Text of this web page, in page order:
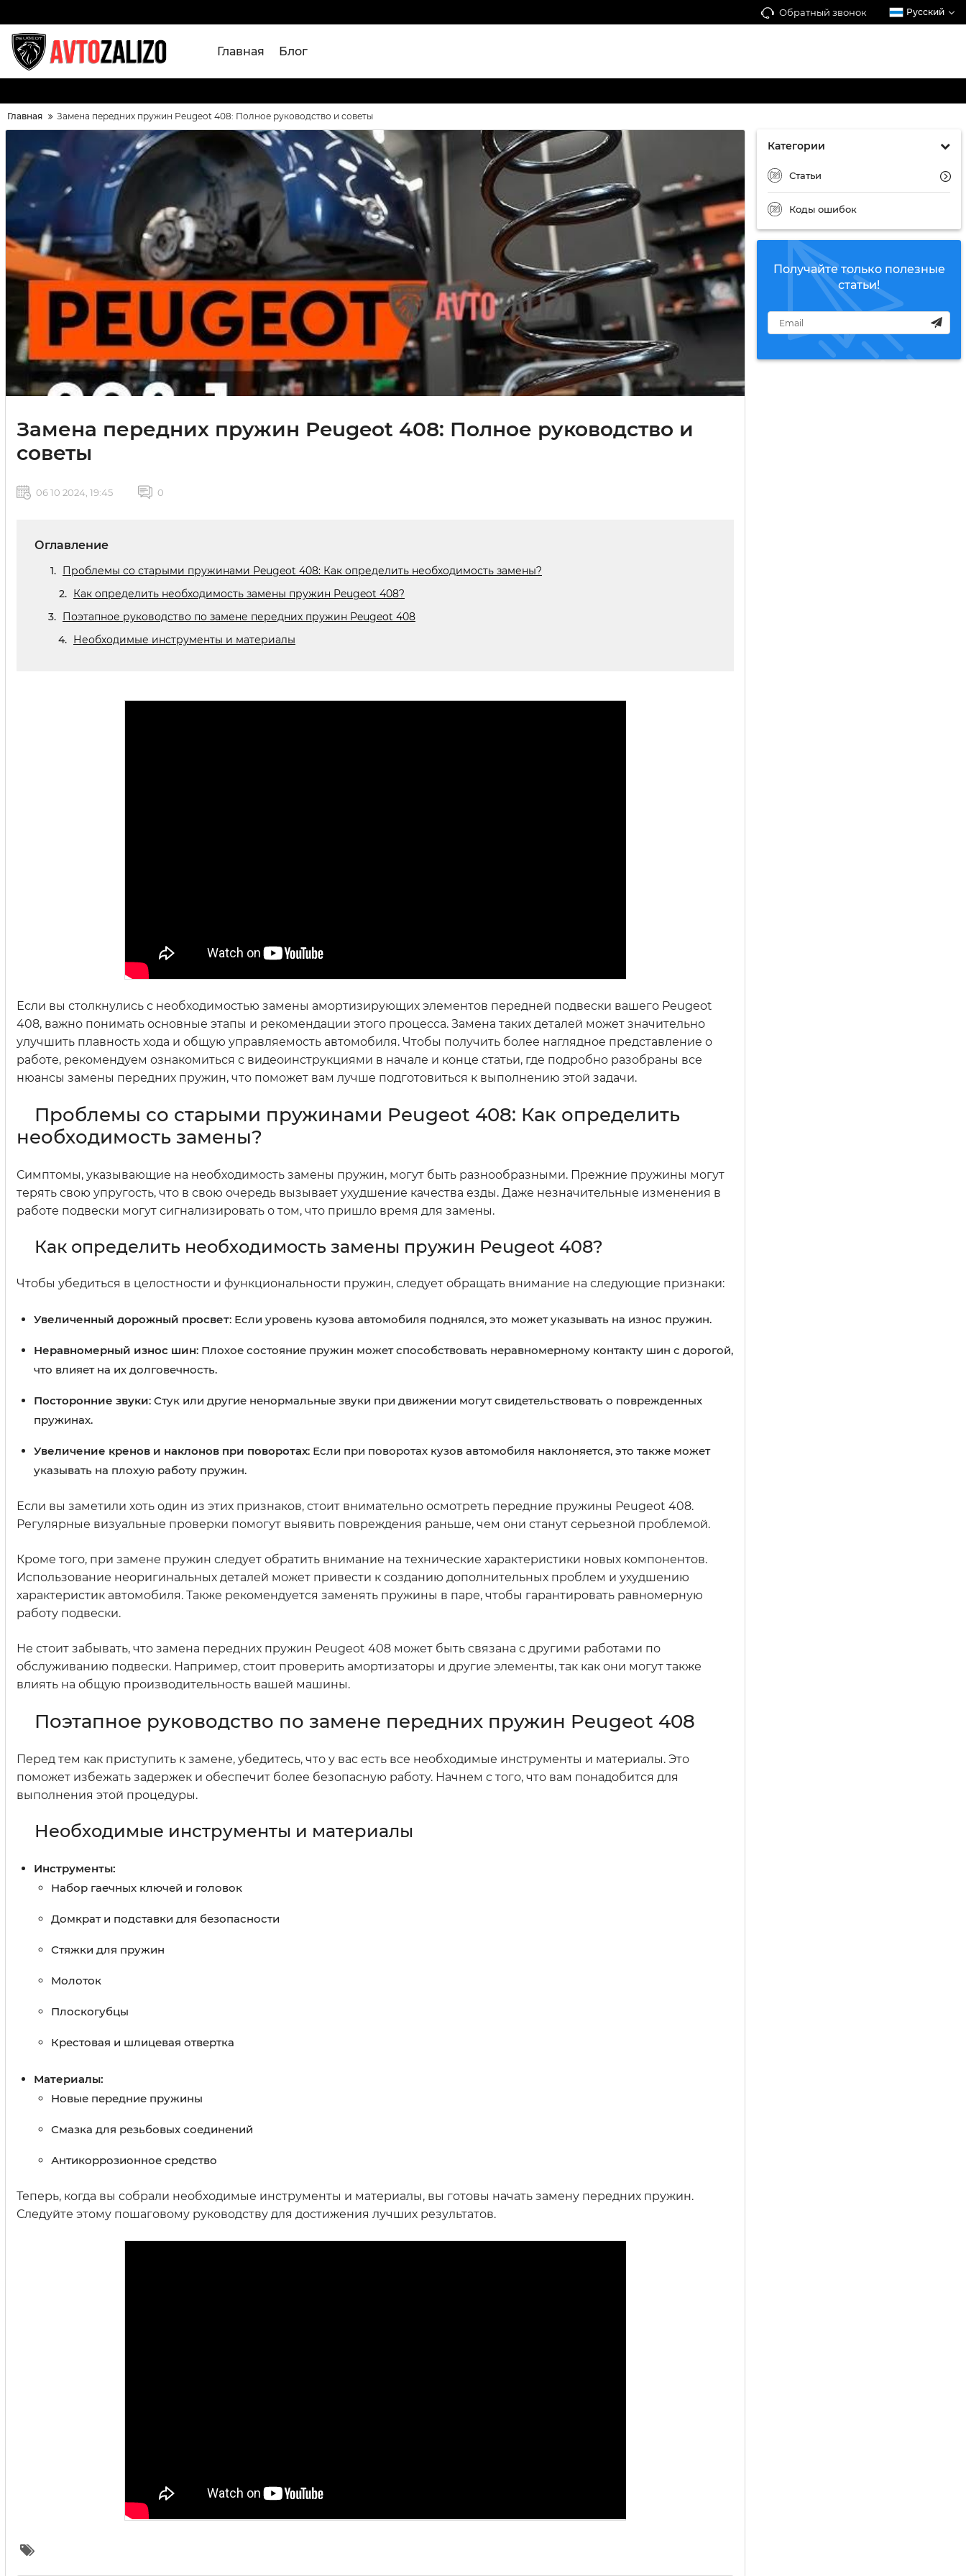
Обратный звонок Русский
Главная Блог
Главная Замена передних пружин Peugeot 408: Полное руководство и советы
Категории
Статьи
Коды ошибок
Получайте только полезные
статьи!
Замена передних пружин Peugeot 408: Полное руководство и
советы
06 10 2024, 19:45 0
Оглавление
Проблемы со старыми пружинами Peugeot 408: Как определить необходимость замены?
Как определить необходимость замены пружин Peugeot 408?
Поэтапное руководство по замене передних пружин Peugeot 408
Необходимые инструменты и материалы
Если вы столкнулись с необходимостью замены амортизирующих элементов передней подвески вашего Peugeot
408, важно понимать основные этапы и рекомендации этого процесса. Замена таких деталей может значительно
улучшить плавность хода и общую управляемость автомобиля. Чтобы получить более наглядное представление о
работе, рекомендуем ознакомиться с видеоинструкциями в начале и конце статьи, где подробно разобраны все
нюансы замены передних пружин, что поможет вам лучше подготовиться к выполнению этой задачи.
Проблемы со старыми пружинами Peugeot 408: Как определить
необходимость замены?
Симптомы, указывающие на необходимость замены пружин, могут быть разнообразными. Прежние пружины могут
терять свою упругость, что в свою очередь вызывает ухудшение качества езды. Даже незначительные изменения в
работе подвески могут сигнализировать о том, что пришло время для замены.
Как определить необходимость замены пружин Peugeot 408?
Чтобы убедиться в целостности и функциональности пружин, следует обращать внимание на следующие признаки:
Увеличенный дорожный просвет: Если уровень кузова автомобиля поднялся, это может указывать на износ пружин.
Неравномерный износ шин: Плохое состояние пружин может способствовать неравномерному контакту шин с дорогой,
что влияет на их долговечность.
Посторонние звуки: Стук или другие ненормальные звуки при движении могут свидетельствовать о поврежденных
пружинах.
Увеличение кренов и наклонов при поворотах: Если при поворотах кузов автомобиля наклоняется, это также может
указывать на плохую работу пружин.
Если вы заметили хоть один из этих признаков, стоит внимательно осмотреть передние пружины Peugeot 408.
Регулярные визуальные проверки помогут выявить повреждения раньше, чем они станут серьезной проблемой.
Кроме того, при замене пружин следует обратить внимание на технические характеристики новых компонентов.
Использование неоригинальных деталей может привести к созданию дополнительных проблем и ухудшению
характеристик автомобиля. Также рекомендуется заменять пружины в паре, чтобы гарантировать равномерную
работу подвески.
Не стоит забывать, что замена передних пружин Peugeot 408 может быть связана с другими работами по
обслуживанию подвески. Например, стоит проверить амортизаторы и другие элементы, так как они могут также
влиять на общую производительность вашей машины.
Поэтапное руководство по замене передних пружин Peugeot 408
Перед тем как приступить к замене, убедитесь, что у вас есть все необходимые инструменты и материалы. Это
поможет избежать задержек и обеспечит более безопасную работу. Начнем с того, что вам понадобится для
выполнения этой процедуры.
Необходимые инструменты и материалы
Инструменты:
Набор гаечных ключей и головок
Домкрат и подставки для безопасности
Стяжки для пружин
Молоток
Плоскогубцы
Крестовая и шлицевая отвертка
Материалы:
Новые передние пружины
Смазка для резьбовых соединений
Антикоррозионное средство
Теперь, когда вы собрали необходимые инструменты и материалы, вы готовы начать замену передних пружин.
Следуйте этому пошаговому руководству для достижения лучших результатов.